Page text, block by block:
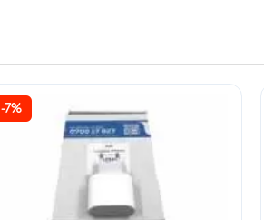
-7%